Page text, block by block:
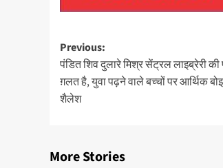
Post
navigation
Previous:
पंडित शिव दुलारे मिश्र सेंट्रल लाइब्रेरी
ग़लत है, युवा पढ़ने वाले बच्चों पर आर्थिक
शैलेश
More Stories